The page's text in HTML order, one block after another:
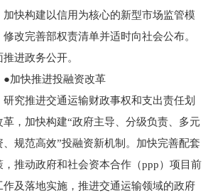
加快构建以信用为核心的新型市场监管模
修改完善部权责清单并适时向社会公布。
推进政务公开。
●加快推进投融资改革
研究推进交通运输财政事权和支出责任划
革，加快构建“政府主导、分级负责、多元
、规范高效”投融资新机制。加快完善配套
，推动政府和社会资本合作（ppp）项目前
作及落地实施，推进交通运输领域的政府